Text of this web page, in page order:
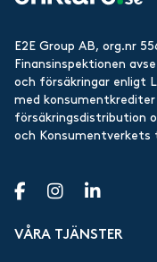
E2E Group AB, org.nr
Finansinspektionen
och försäkringar enligt
med konsumentkrediter
försäkringsdistribution
och Konsumentverkets
VÅRA TJÄNSTER